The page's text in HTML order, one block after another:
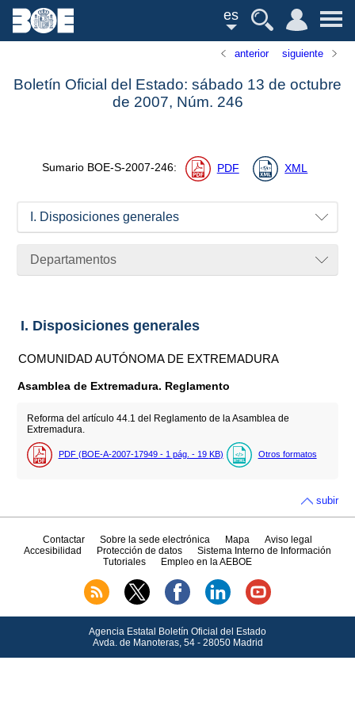
es
anterior siguiente
Boletín Oficial del Estado: sábado 13 de octubre
de 2007, Núm. 246
Sumario BOE-S-2007-246: PDF XML
I. Disposiciones generales
Departamentos
I. Disposiciones generales
COMUNIDAD AUTÓNOMA DE EXTREMADURA
Asamblea de Extremadura. Reglamento
Reforma del artículo 44.1 del Reglamento de la Asamblea de
Extremadura.
PDF (BOE-A-2007-17949 - 1 pág. - 19 KB) Otros formatos
subir
Contactar Sobre la sede electrónica Mapa
Aviso legal
Accesibilidad
Protección de datos
Sistema Interno de Información
Tutoriales
Empleo en la AEBOE
Agencia Estatal Boletín Oficial del Estado
Avda. de Manoteras, 54 - 28050 Madrid